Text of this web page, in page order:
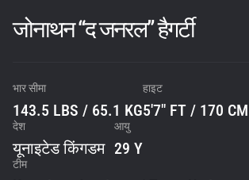
जोनाथन “द जनरल” हैगर्टी
भार सीमा
143.5 LBS / 65.1 KG
हाइट
5'7" FT / 170 CM
देश
यूनाइटेड किंगडम
आयु
29 Y
टीम